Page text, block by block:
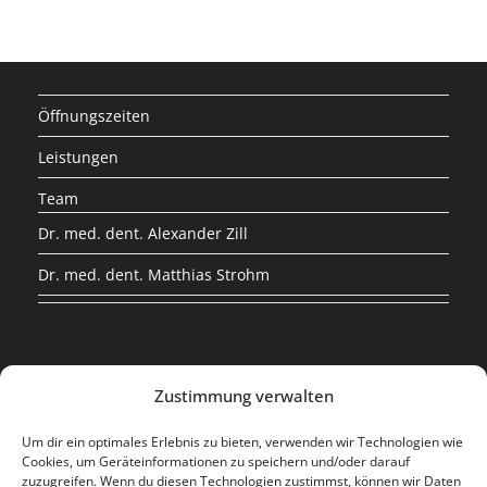
Zustimmung verwalten
Um dir ein optimales Erlebnis zu bieten, verwenden wir Technologien wie
Cookies, um Geräteinformationen zu speichern und/oder darauf
zuzugreifen. Wenn du diesen Technologien zustimmst, können wir Daten
Öffnungszeiten
Leistungen
Team
Dr. med. dent. Alexander Zill
Dr. med. dent. Matthias Strohm
Dr. med. dent. Alexander Zill &
Dr. med. dent. Matthias Strohm